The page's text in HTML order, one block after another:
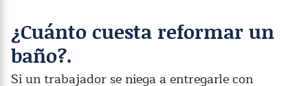
¿Cuánto cuesta reformar un
baño?.
Si un trabajador se niega a entregarle con